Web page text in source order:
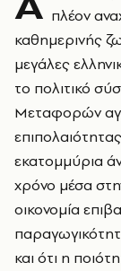
πλέον
καθημερινής
μεγάλες
το πολιτικό
Μεταφορών
εκατομμύρια
χρόνο μέσα
οικονομία
και ότι η